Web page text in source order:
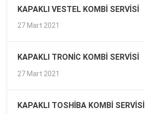
KAPAKLI VESTEL KOMBI SERVISI
27 Mart 2021
KAPAKLI TRONIC KOMBI SERVISI
27 Mart 2021
KAPAKLI TOSHIBA KOMBI SERVISI